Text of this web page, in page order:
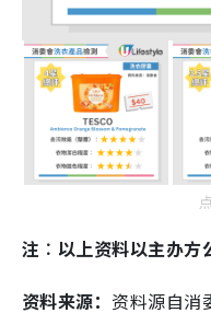
注︰以上资料以主办方
资料来源： 资料源自消